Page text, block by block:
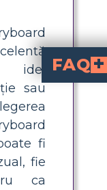
idei
sau
fi
fie
ca
FAQ